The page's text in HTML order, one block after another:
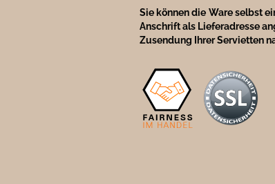
Sie können die Ware selbst
Anschrift als Lieferadresse
Zusendung Ihrer Servietten